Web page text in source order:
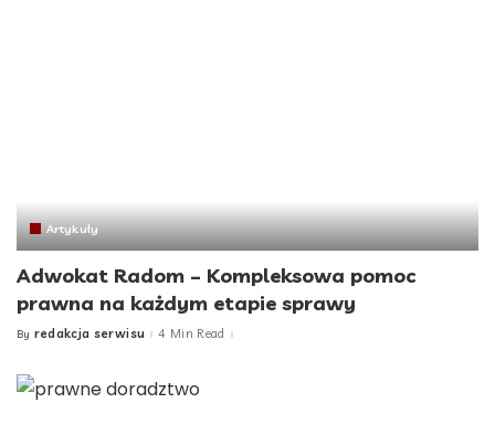
Artykuły
Adwokat Radom – Kompleksowa pomoc
prawna na każdym etapie sprawy
Posted
By redakcja serwisu 4 Min Read